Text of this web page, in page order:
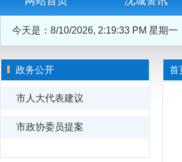
今天是： 8/10/2026, 2:19:34 PM 星期一
政务公开
市人大代表建议
市政协委员提案
首